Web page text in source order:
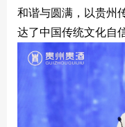
和谐与圆满，以贵州
达了中国传统文化自